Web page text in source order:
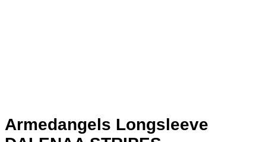
Armedangels Longsleeve